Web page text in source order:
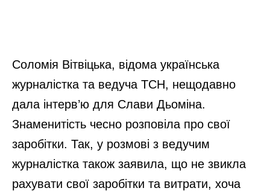
Соломія Вітвіцька, відома українська
журналістка та ведуча ТСН, нещодавно
дала інтерв’ю для Слави Дьоміна.
Знаменитість чесно розповіла про свої
заробітки. Так, у розмові з ведучим
журналістка також заявила, що не звикла
рахувати свої заробітки та витрати, хоча